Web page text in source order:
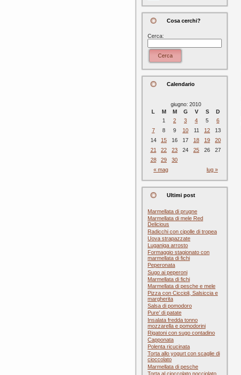
Cosa cerchi?
Cerca:
Cerca
Calendario
giugno: 2010
L
M M G V S D
« mag lug »
1 2 3 4 5
6
7
8 9 10 11 12
13
14
15 16 17 18 19
20
21
22 23 24 25 26
27
28
29 30
Ultimi post
Marmellata di prugne
Marmellata di mele Red
Delicious
Radicchi con cipolle di tropea
Uova strapazzate
Luganiga arrosto
Formaggio stagionato con
marmellata di fichi
Peperonata
Sugo ai peperoni
Marmellata di fichi
Marmellata di pesche e mele
Pizza con Ciccioli, Salsiccia e
margherita
Salsa di pomodoro
Pure’ di patate
Insalata fredda tonno
mozzarella e pomodorini
Rigatoni con sugo contadino
Capponata
Polenta ricucinata
Torta allo yogurt con scaglie di
cioccolato
Marmellata di pesche
Torta al cioccolato nocciolato